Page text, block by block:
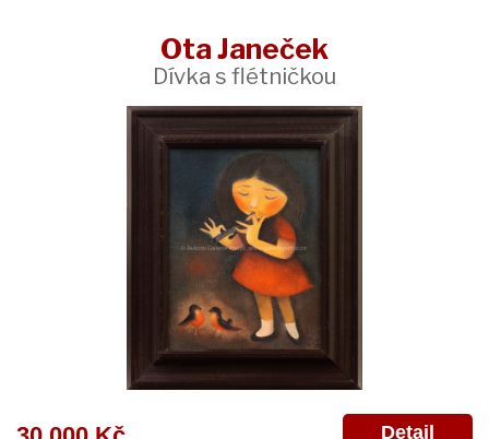
Ota Janeček
Dívka s flétničkou
Detail